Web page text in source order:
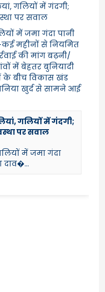
गलियों में गंदगी;
पर सवाल
में जमा गंदा पानी
महीनों से नियमित
की मांग बढ़नी/
में बेहतर बुनियादी
के बीच विकास खंड
खुर्द से सामने आई
गलियों में गंदगी;
पर सवाल
में जमा गंदा
दाव�...